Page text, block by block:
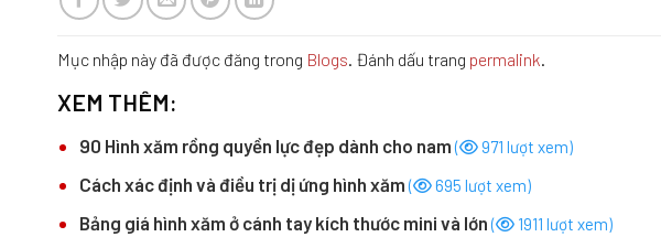
Mục nhập này đã được đăng trong Blogs. Đánh dấu trang permalink.
XEM THÊM:
90 Hình xăm rồng quyền lực đẹp dành cho nam( 971 lượt xem)
Cách xác định và điều trị dị ứng hình xăm( 695 lượt xem)
Bảng giá hình xăm ở cánh tay kích thước mini và lớn( 1911 lượt xem)